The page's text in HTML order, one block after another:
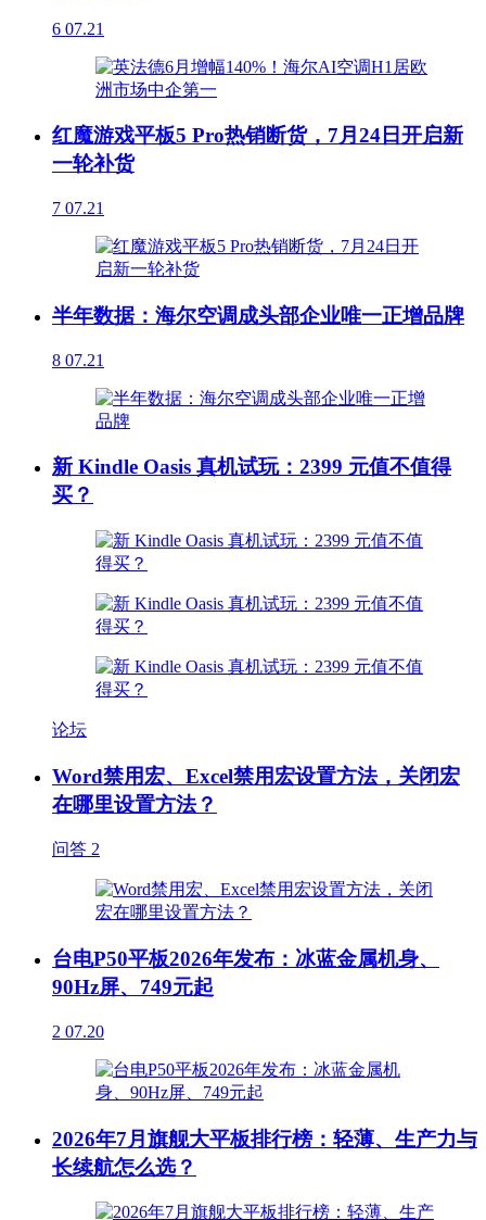
6 07.21
红魔游戏平板5 Pro热销断货，7月24日开启新
一轮补货
7 07.21
半年数据：海尔空调成头部企业唯一正增品牌
8 07.21
新 Kindle Oasis 真机试玩：2399 元值不值得
买？
论坛
Word禁用宏、Excel禁用宏设置方法，关闭宏
在哪里设置方法？
问答 2
台电P50平板2026年发布：冰蓝金属机身、
90Hz屏、749元起
2 07.20
2026年7月旗舰大平板排行榜：轻薄、生产力与
长续航怎么选？